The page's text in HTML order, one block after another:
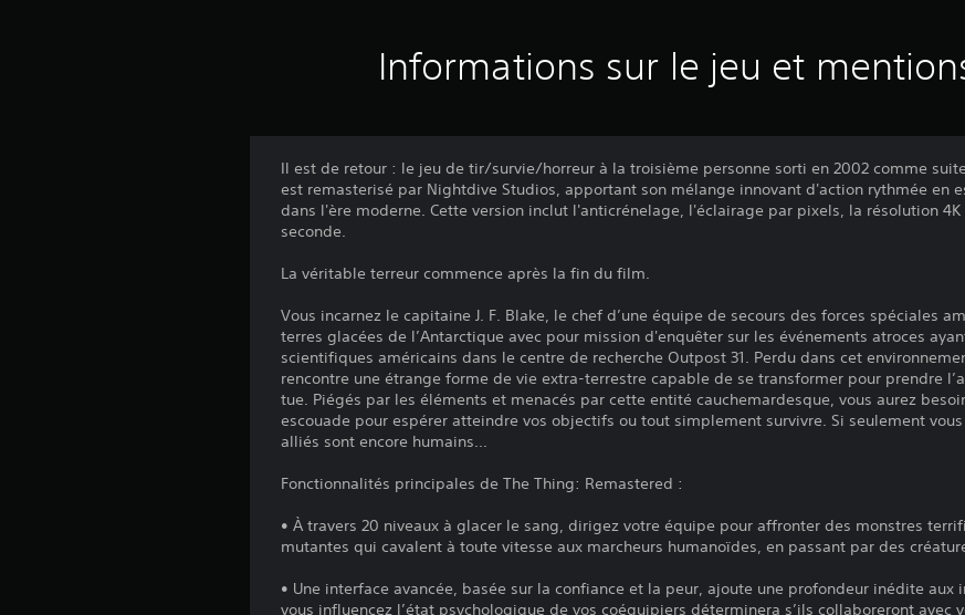
Informations sur le jeu et
Il est de retour : le jeu de tir/survie/horreur à la troisième personne sorti en 2002 comme
est remasterisé par Nightdive Studios, apportant son mélange innovant d'action rythmée en
dans l'ère moderne. Cette version inclut l'anticrénelage, l'éclairage par pixels, la résolution
seconde.
La véritable terreur commence après la fin du film.
Vous incarnez le capitaine J. F. Blake, le chef d’une équipe de secours des forces spéciales
terres glacées de l’Antarctique avec pour mission d'enquêter sur les événements atroces
scientifiques américains dans le centre de recherche Outpost 31. Perdu dans cet
rencontre une étrange forme de vie extra-terrestre capable de se transformer pour prendre
tue. Piégés par les éléments et menacés par cette entité cauchemardesque, vous aurez
escouade pour espérer atteindre vos objectifs ou tout simplement survivre. Si seulement
alliés sont encore humains...
Fonctionnalités principales de The Thing: Remastered :
• À travers 20 niveaux à glacer le sang, dirigez votre équipe pour affronter des monstres
mutantes qui cavalent à toute vitesse aux marcheurs humanoïdes, en passant par des
• Une interface avancée, basée sur la confiance et la peur, ajoute une profondeur inédite
vous influencez l’état psychologique de vos coéquipiers déterminera s’ils collaboreront avec